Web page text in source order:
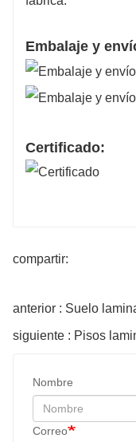
Embalaje y
Certificado:
compartir:
anterior : Suelo
Nombre
Correo